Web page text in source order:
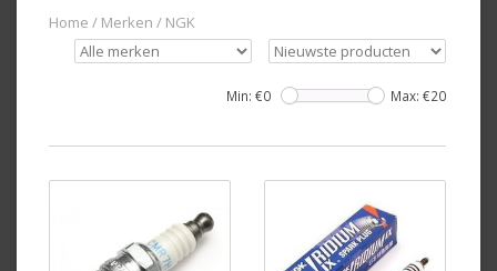
Home / Merken / NGK
Min: €0 Max: €20